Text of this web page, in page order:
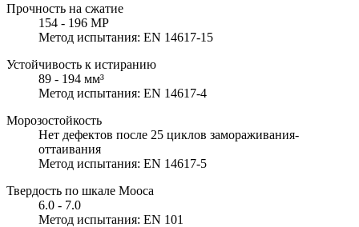
Прочность на сжатие
154 - 196 MP
Метод испытания: EN 14617-15
Устойчивость к истиранию
89 - 194 мм³
Метод испытания: EN 14617-4
Морозостойкость
Нет дефектов после 25 циклов замораживания-
оттаивания
Метод испытания: EN 14617-5
Твердость по шкале Мооса
6.0 - 7.0
Метод испытания: EN 101